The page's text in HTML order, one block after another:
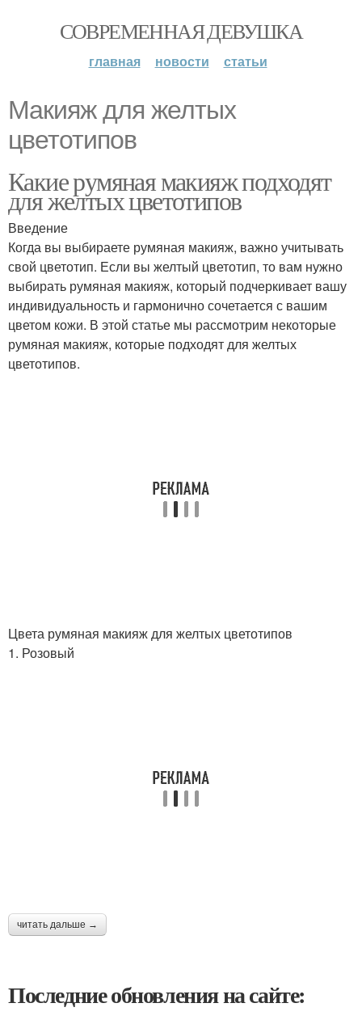
СОВРЕМЕННАЯ ДЕВУШКА
главная новости статьи
Макияж для желтых
цветотипов
Какие румяная макияж подходят
для желтых цветотипов
Введение
Когда вы выбираете румяная макияж, важно учитывать
свой цветотип. Если вы желтый цветотип, то вам нужно
выбирать румяная макияж, который подчеркивает вашу
индивидуальность и гармонично сочетается с вашим
цветом кожи. В этой статье мы рассмотрим некоторые
румяная макияж, которые подходят для желтых
цветотипов.
Цвета румяная макияж для желтых цветотипов
1. Розовый
читать дальше →
Последние обновления на сайте: